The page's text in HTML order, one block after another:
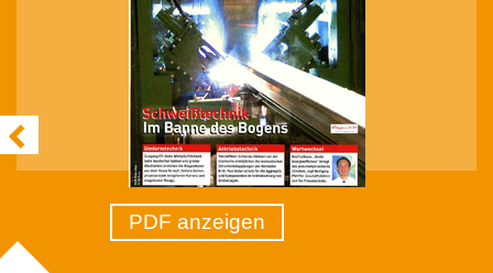
PDF anzeigen